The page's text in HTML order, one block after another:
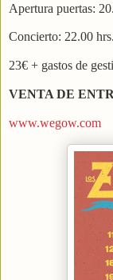
Apertura puertas:
Concierto: 22.00 hrs.
23€ + gastos de
VENTA DE
www.wegow.com